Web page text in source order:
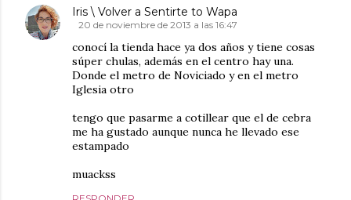
Iris \ Volver a Sentirte to Wapa
20 de noviembre de 2013 a las 16:47
conocí la tienda hace ya dos años y tiene cosas
súper chulas, además en el centro hay una.
Donde el metro de Noviciado y en el metro
Iglesia otro
tengo que pasarme a cotillear que el de cebra
me ha gustado aunque nunca he llevado ese
estampado
muackss